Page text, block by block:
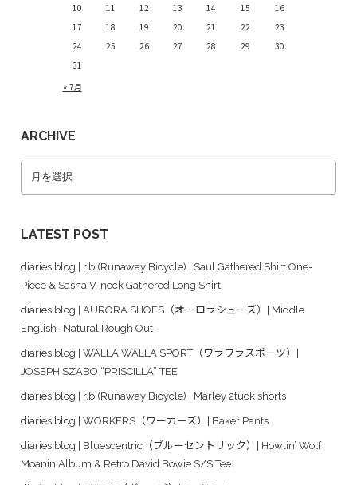
« 7月
10
11 12 13 14 15
16
17
18 19 20 21 22
23
24
25 26 27 28 29
30
31
ARCHIVE
LATEST POST
diaries blog | r.b.(Runaway Bicycle) | Saul Gathered Shirt One-
Piece & Sasha V-neck Gathered Long Shirt
diaries blog | AURORA SHOES（オーロラシューズ）| Middle
English -Natural Rough Out-
diaries blog | WALLA WALLA SPORT（ワラワラスポーツ）|
JOSEPH SZABO “PRISCILLA” TEE
diaries blog | r.b.(Runaway Bicycle) | Marley 2tuck shorts
diaries blog | WORKERS（ワーカーズ）| Baker Pants
diaries blog | Bluescentric（ブルーセントリック）| Howlin’ Wolf
Moanin Album & Retro David Bowie S/S Tee